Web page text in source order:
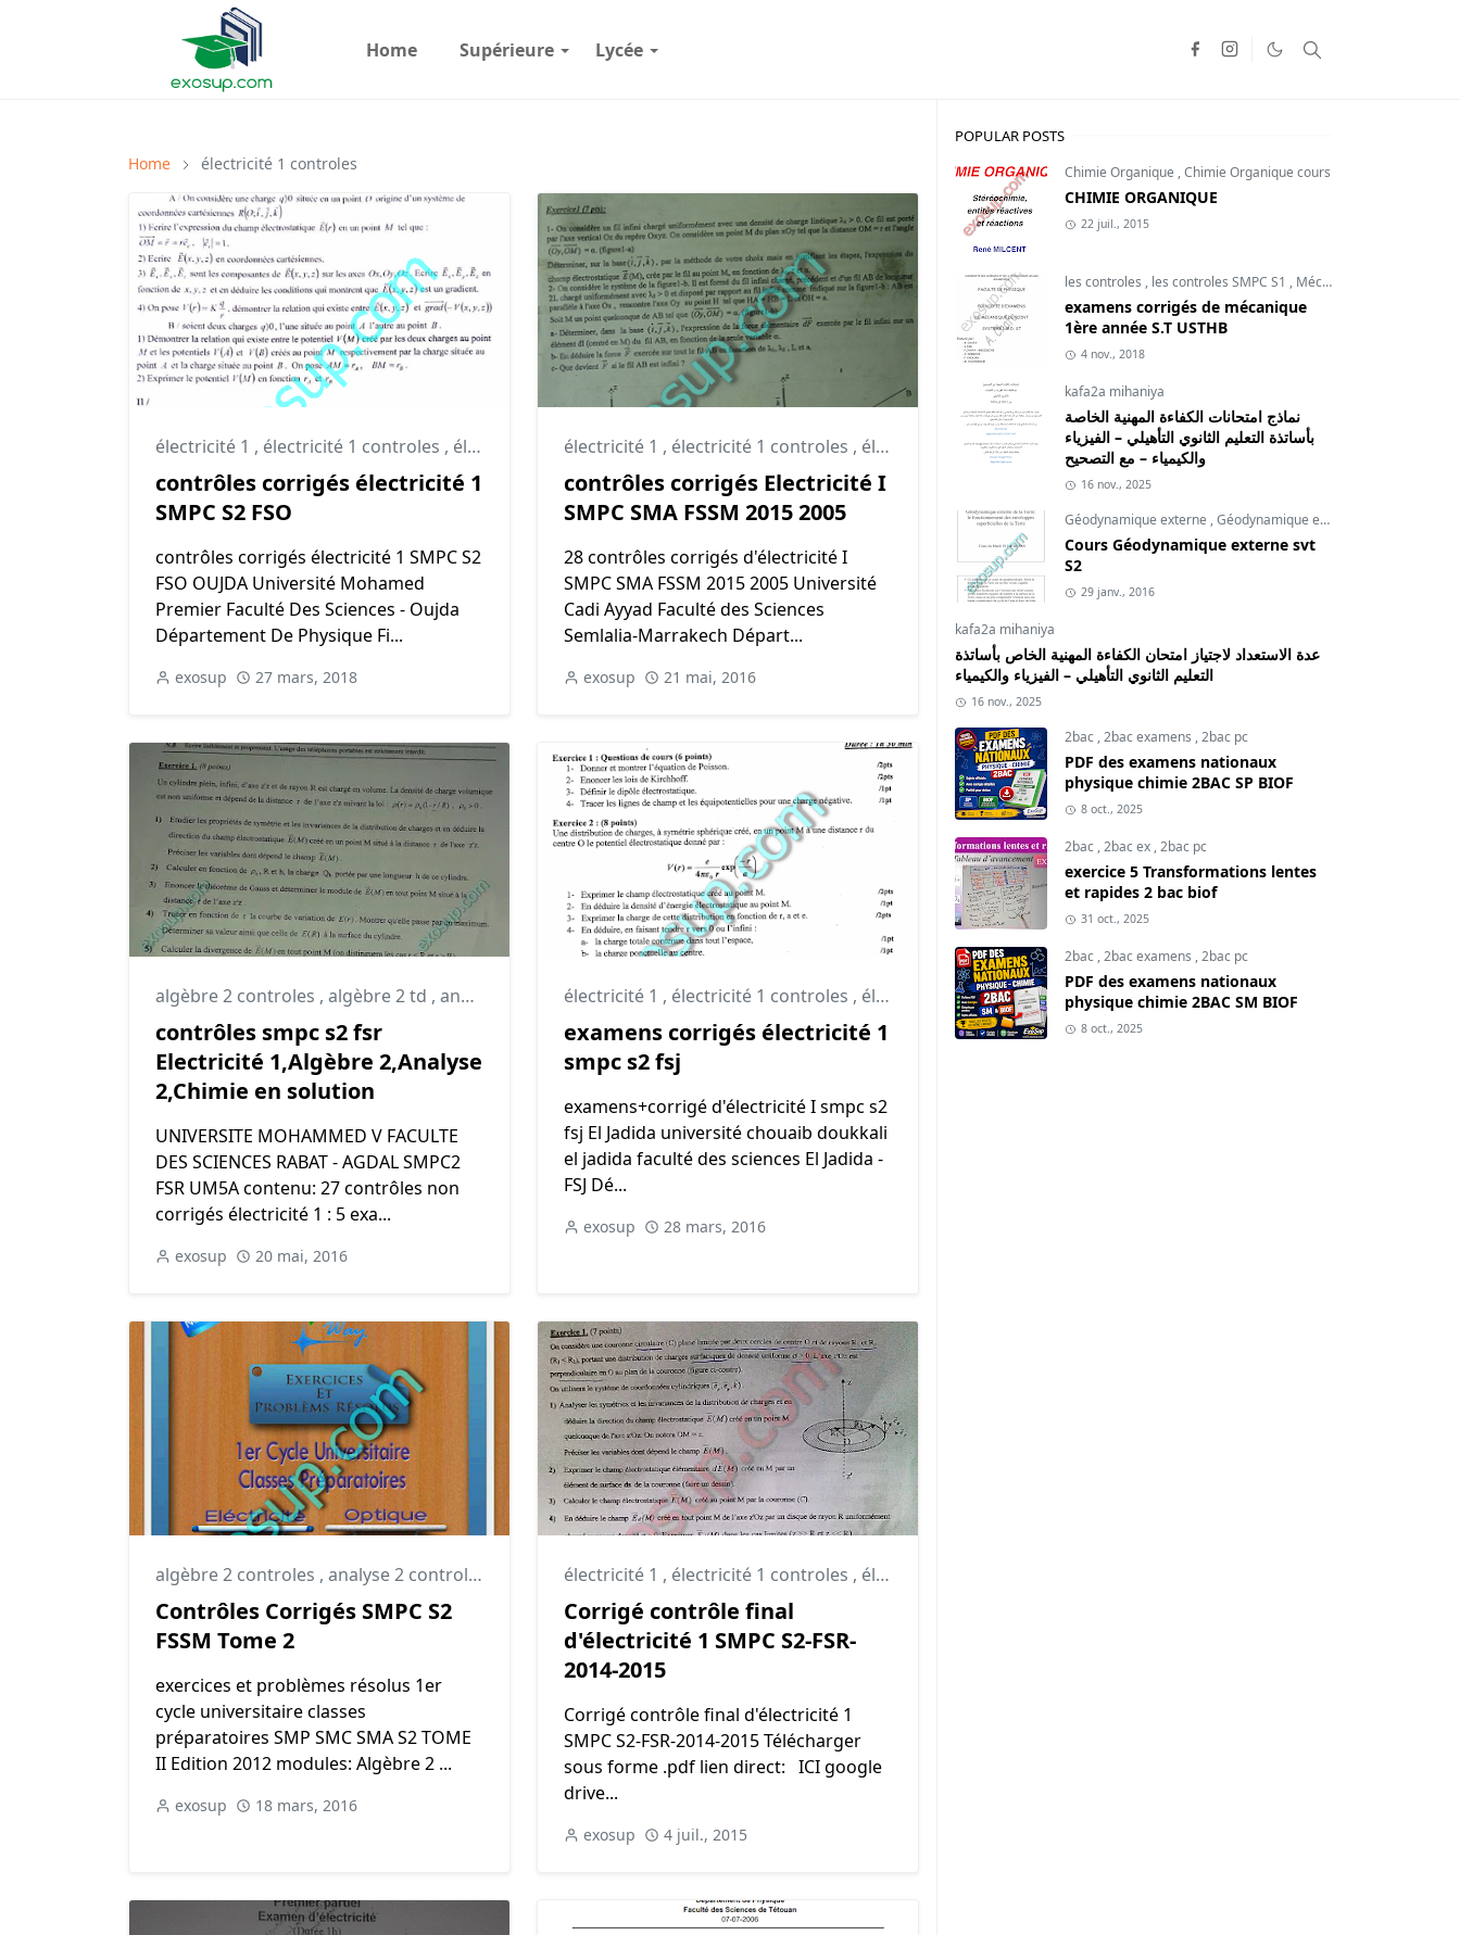
Home Supérieure Lycée
Home électricité 1 controles
électricité 1 , électricité 1 controles , électricité 1 td
contrôles corrigés électricité 1
SMPC S2 FSO
contrôles corrigés électricité 1 SMPC S2
FSO OUJDA Université Mohamed
Premier Faculté Des Sciences - Oujda
Département De Physique Fi...
exosup 27 mars, 2018
électricité 1 , électricité 1 controles , électricité 1 td
contrôles corrigés Electricité I
SMPC SMA FSSM 2015 2005
28 contrôles corrigés d'électricité I
SMPC SMA FSSM 2015 2005 Université
Cadi Ayyad Faculté des Sciences
Semlalia-Marrakech Départ...
exosup 21 mai, 2016
algèbre 2 controles , algèbre 2 td , analyse 2 controles
contrôles smpc s2 fsr
Electricité 1,Algèbre 2,Analyse
2,Chimie en solution
UNIVERSITE MOHAMMED V FACULTE
DES SCIENCES RABAT - AGDAL SMPC2
FSR UM5A contenu: 27 contrôles non
corrigés électricité 1 : 5 exa...
exosup 20 mai, 2016
électricité 1 , électricité 1 controles , électricité 1 td
examens corrigés électricité 1
smpc s2 fsj
examens+corrigé d'électricité I smpc s2
fsj El Jadida université chouaib doukkali
el jadida faculté des sciences El Jadida -
FSJ Dé...
exosup 28 mars, 2016
algèbre 2 controles , analyse 2 controles électricité 1 controles
Contrôles Corrigés SMPC S2
FSSM Tome 2
exercices et problèmes résolus 1er
cycle universitaire classes
préparatoires SMP SMC SMA S2 TOME
II Edition 2012 modules: Algèbre 2 ...
exosup 18 mars, 2016
électricité 1 , électricité 1 controles , électricité 1 td
Corrigé contrôle final
d'électricité 1 SMPC S2-FSR-
2014-2015
Corrigé contrôle final d'électricité 1
SMPC S2-FSR-2014-2015 Télécharger
sous forme .pdf lien direct: ICI google
drive...
exosup 4 juil., 2015
POPULAR POSTS
Chimie Organique ,Chimie Organique cours
CHIMIE ORGANIQUE
22 juil., 2015
les controles , les controles SMPC S1 , Mécanique du point
examens corrigés de mécanique
1ère année S.T USTHB
4 nov., 2018
kafa2a mihaniya
نماذج امتحانات الكفاءة المهنية الخاصة
بأساتذة التعليم الثانوي التأهيلي – الفيزياء
والكيمياء – مع التصحيح
16 nov., 2025
Géodynamique externe ,Géodynamique externe cours
Cours Géodynamique externe svt
S2
29 janv., 2016
kafa2a mihaniya
عدة الاستعداد لاجتياز امتحان الكفاءة المهنية الخاص بأساتذة
التعليم الثانوي التأهيلي – الفيزياء والكيمياء
16 nov., 2025
2bac,2bac examens ,2bac pc
PDF des examens nationaux
physique chimie 2BAC SP BIOF
8 oct., 2025
2bac,2bac ex,2bac pc
exercice 5 Transformations lentes
et rapides 2 bac biof
31 oct., 2025
2bac,2bac examens ,2bac pc
PDF des examens nationaux
physique chimie 2BAC SM BIOF
8 oct., 2025